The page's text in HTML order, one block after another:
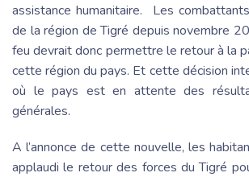
assistance humanitaire.
Les
de la région de Tigré depuis novembre
feu devrait donc permettre le retour à la
cette région du pays. Et cette décision
où le pays est en attente des
générales.
A l’annonce de cette nouvelle, les
applaudi le retour des forces du Tigré